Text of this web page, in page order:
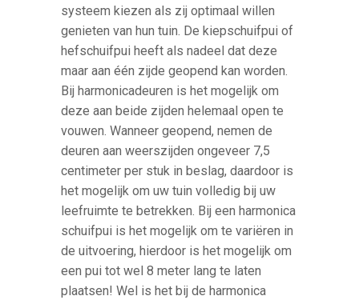
systeem kiezen als zij optimaal willen
genieten van hun tuin. De kiepschuifpui of
hefschuifpui heeft als nadeel dat deze
maar aan één zijde geopend kan worden.
Bij harmonicadeuren is het mogelijk om
deze aan beide zijden helemaal open te
vouwen. Wanneer geopend, nemen de
deuren aan weerszijden ongeveer 7,5
centimeter per stuk in beslag, daardoor is
het mogelijk om uw tuin volledig bij uw
leefruimte te betrekken. Bij een harmonica
schuifpui is het mogelijk om te variëren in
de uitvoering, hierdoor is het mogelijk om
een pui tot wel 8 meter lang te laten
plaatsen! Wel is het bij de harmonica